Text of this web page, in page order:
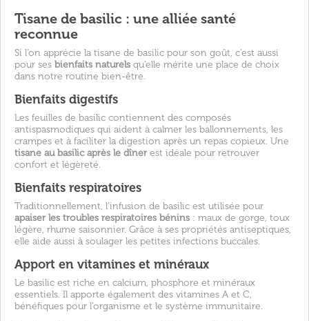
Tisane de basilic : une alliée santé
reconnue
Si l’on apprécie la tisane de basilic pour son goût, c’est aussi
pour ses bienfaits naturels qu’elle mérite une place de choix
dans notre routine bien-être.
Bienfaits digestifs
Les feuilles de basilic contiennent des composés
antispasmodiques qui aident à calmer les ballonnements, les
crampes et à faciliter la digestion après un repas copieux. Une
tisane au basilic après le dîner est idéale pour retrouver
confort et légèreté.
Bienfaits respiratoires
Traditionnellement, l’infusion de basilic est utilisée pour
apaiser les troubles respiratoires bénins : maux de gorge, toux
légère, rhume saisonnier. Grâce à ses propriétés antiseptiques,
elle aide aussi à soulager les petites infections buccales.
Apport en vitamines et minéraux
Le basilic est riche en calcium, phosphore et minéraux
essentiels. Il apporte également des vitamines A et C,
bénéfiques pour l’organisme et le système immunitaire.